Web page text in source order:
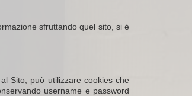
sfruttando quel sito, si è
Sito, può utilizzare cookies che
username e password